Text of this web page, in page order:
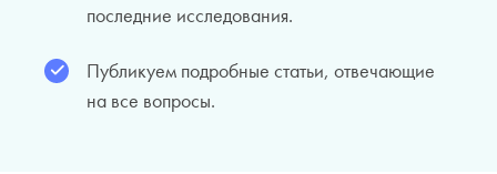
последние исследования.
Публикуем подробные статьи, отвечающие
на все вопросы.